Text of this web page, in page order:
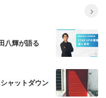
八輝が語る
ャットダウン